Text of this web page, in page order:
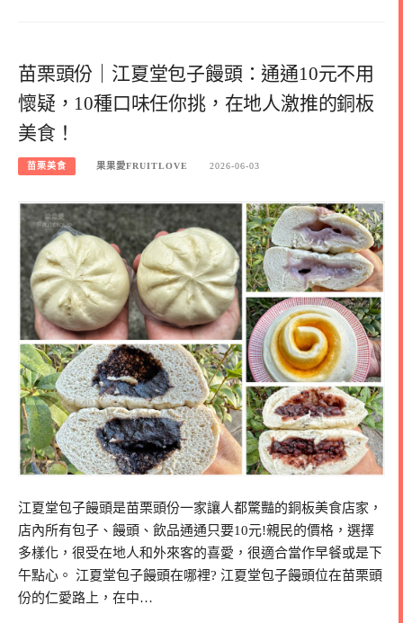
苗栗頭份｜江夏堂包子饅頭：通通10元不用
懷疑，10種口味任你挑，在地人激推的銅板
美食！
苗栗美食 果果愛FRUITLOVE 2026-06-03
江夏堂包子饅頭是苗栗頭份一家讓人都驚豔的銅板美食店家，
店內所有包子、饅頭、飲品通通只要10元!親民的價格，選擇
多樣化，很受在地人和外來客的喜愛，很適合當作早餐或是下
午點心。 江夏堂包子饅頭在哪裡? 江夏堂包子饅頭位在苗栗頭
份的仁愛路上，在中…